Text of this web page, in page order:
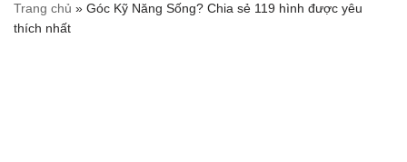
Trang chủ » Góc Kỹ Năng Sống? Chia sẻ 119 hình được yêu
thích nhất